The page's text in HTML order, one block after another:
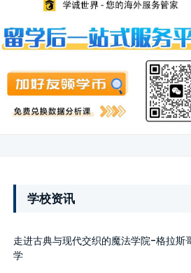
学校资讯
走进古典与现代交织的魔法学院-格拉斯
学